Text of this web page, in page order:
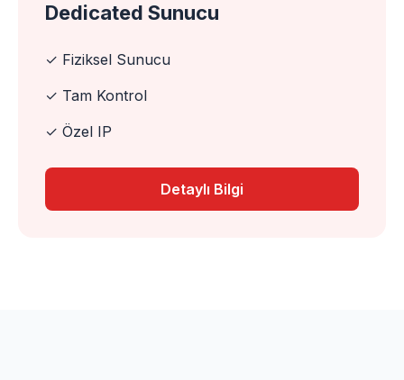
Dedicated Sunucu
✓ Fiziksel Sunucu
✓ Tam Kontrol
✓ Özel IP
Detaylı Bilgi